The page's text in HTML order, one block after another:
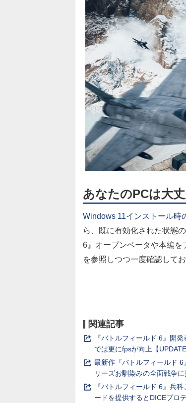
あなたのPCは大丈
Windows 11インストール時
ら、既に有効化された状態
6』オープンベータや本編を
を参照しつつ一度確認して
関連記事
『バトルフィールド 6』開
では更にfpsが向上【UPDATE
最新作『バトルフィールド
リーズお馴染みの全面戦争に
『バトルフィールド 6』兵
ードを提供するとDICEプロ